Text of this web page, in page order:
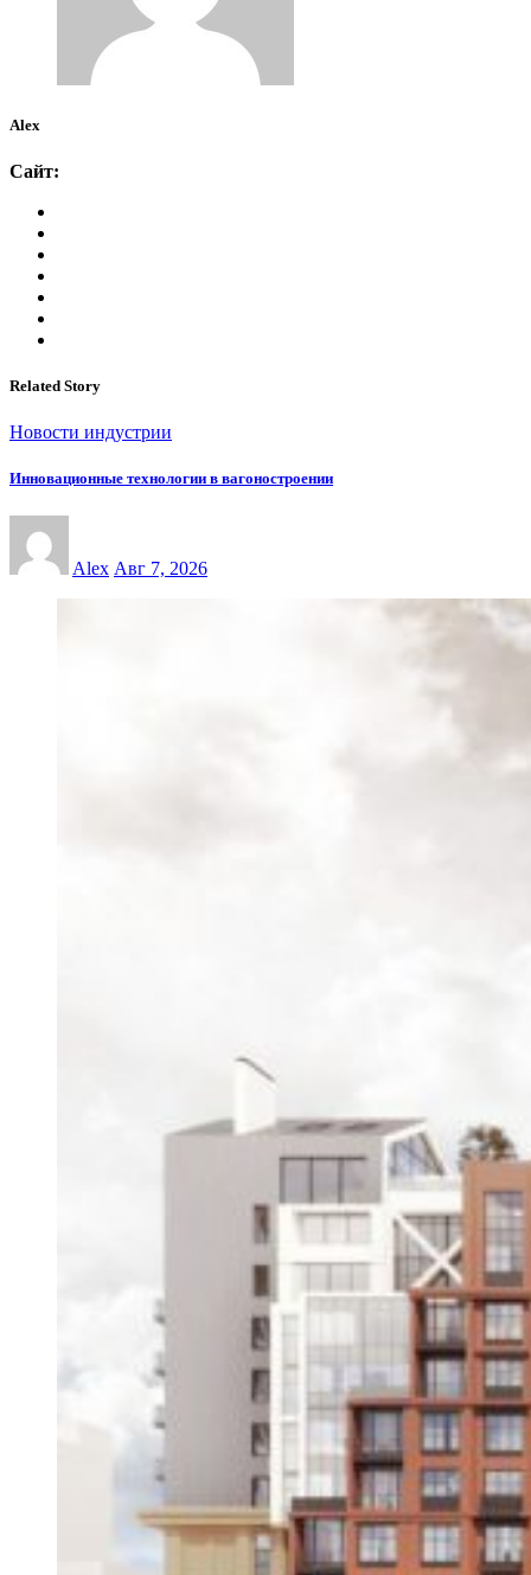
Alex
Сайт:
Related Story
Новости индустрии
Инновационные технологии в вагоностроении
Alex Авг 7, 2026